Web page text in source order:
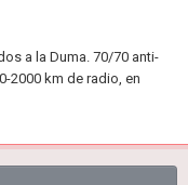
a la Duma. 70/70 anti-
2000 km de radio, en